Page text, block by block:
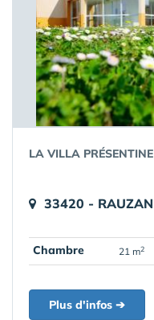
LA VILLA PRÉSENTINE
33420 - RAUZAN
Chambre 21 m2
Plus d'infos ➔